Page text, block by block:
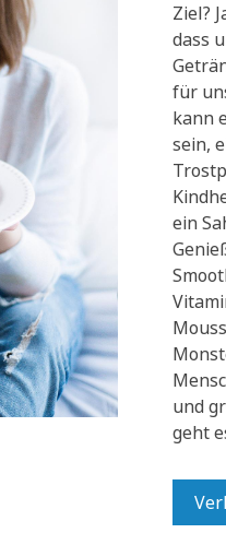
Ziel?
dass
für
kann
sein,
ein
und
geht